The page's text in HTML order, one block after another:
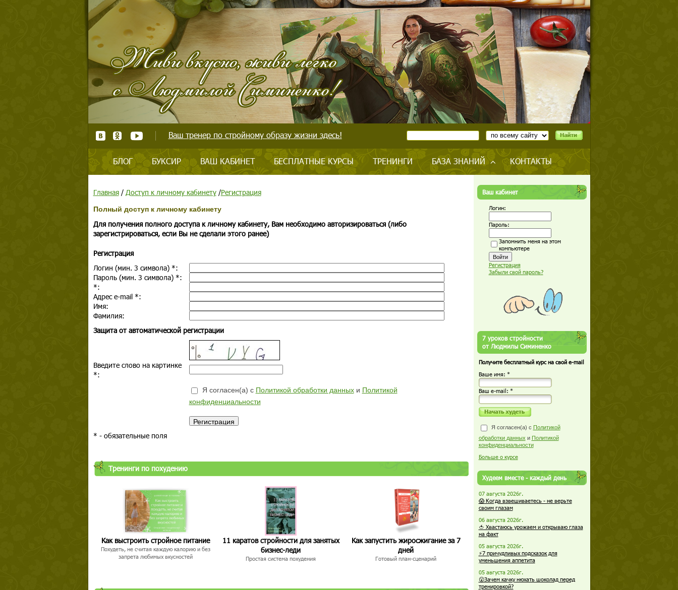
Ваш тренер по стройному образу жизни здесь!
БЛОГ БУКСИР ВАШ КАБИНЕТ БЕСПЛАТНЫЕ КУРСЫ ТРЕНИНГИ БАЗА ЗНАНИЙ КОНТАКТЫ
Главная/ Доступ к личному кабинету/Регистрация
Полный доступ к личному кабинету
Для получения полного доступа к личному кабинету, Вам необходимо авторизироваться (либо
зарегистрироваться, если Вы не сделали этого ранее)
Регистрация
Логин (мин. 3 символа) *:
Пароль (мин. 3 символа) *:
*:
Адрес e-mail *:
Имя:
Фамилия:
Защита от автоматической регистрации
Введите слово на картинке
*:
Я согласен(а) с Политикой обработки данныхи Политикой
конфиденциальности
* - обязательные поля
Тренинги по похудению
Как выстроить стройное питание
Похудеть, не считая каждую калорию и без
запрета любимых вкусностей
11 каратов стройности для занятых
бизнес-леди
Простая система похудения
Как запустить жиросжигание за 7
дней
Готовый план-сценарий
Ваш кабинет
Логин:
Пароль:
Запомнить меня на этом
компьютере
Регистрация
Забыли свой пароль?
7 уроков стройности
от Людмилы Симиненко
Получите бесплатный курс на свой e-mail
Ваше имя: *
Ваш е-mail: *
Я согласен(а) с Политикой
обработки данных и Политикой
конфиденциальности
Больше о курсе
Худеем вместе - каждый день
07 августа 2026г.
😱 Когда взвешиваетесь - не верьте
своим глазам
06 августа 2026г.
🍅 Хвастаюсь урожаем и открываю глаза
на факт
05 августа 2026г.
⚡7 причудливых подсказок для
уменьшения аппетита
05 августа 2026г.
😮Зачем качку нюхать шоколад перед
тренировкой?